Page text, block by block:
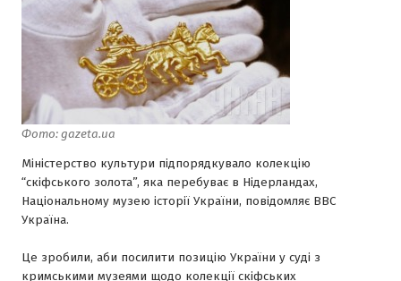
Фото: gazeta.ua
Міністерство культури підпорядкувало колекцію
“скіфського золота”, яка перебуває в Нідерландах,
Національному музею історії України, повідомляє ВВС
Україна.
Це зробили, аби посилити позицію України у суді з
кримськими музеями щодо колекції скіфських